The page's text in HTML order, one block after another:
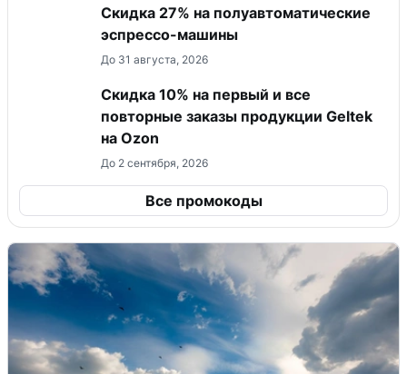
Скидка 27% на полуавтоматические
эспрессо-машины
До 31 августа, 2026
Скидка 10% на первый и все
повторные заказы продукции Geltek
на Ozon
До 2 сентября, 2026
Все промокоды